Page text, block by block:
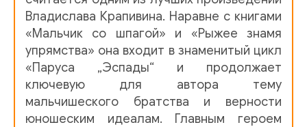
01_08_Ulitsa P. Morozova
01_09_Kartofelnyy bunt
01_10_Sledstvie vedut znatoki
01_11_Mys svyatogo Ili
Владислава Крапивина. Наравне с книгами
«Мальчик со шпагой» и «Рыжее знамя
упрямства» она входит в знаменитый цикл
«Паруса „Эспады“ и продолжает
ключевую для автора тему
мальчишеского братства и верности
юношеским идеалам. Главным героем